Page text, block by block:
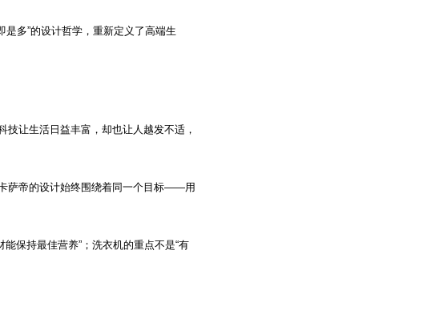
是多”的设计哲学，重新定义了高端生
让生活日益丰富，却也让人越发不适，
萨帝的设计始终围绕着同一个目标——用
保持最佳营养”；洗衣机的重点不是“有